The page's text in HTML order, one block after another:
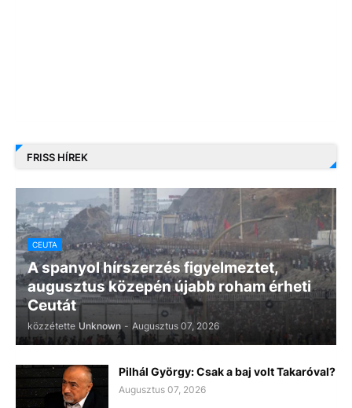
FRISS HÍREK
CEUTA
A spanyol hírszerzés figyelmeztet,
augusztus közepén újabb roham érheti
Ceutát
közzétette Unknown - Augusztus 07, 2026
Pilhál György: Csak a baj volt Takaróval?
Augusztus 07, 2026